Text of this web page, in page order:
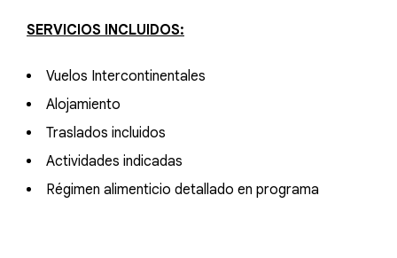
SERVICIOS INCLUIDOS:
Vuelos Intercontinentales
Alojamiento
Traslados incluidos
Actividades indicadas
Régimen alimenticio detallado en programa